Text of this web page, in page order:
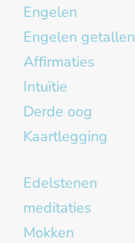
Engelen
Engelen getallen
Affirmaties
Intuïtie
Derde oog
Kaartlegging
Edelstenen
meditaties
Mokken